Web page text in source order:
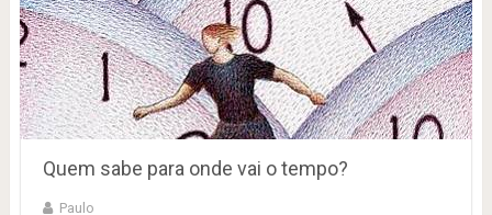
Quem sabe para onde vai o tempo?
Paulo